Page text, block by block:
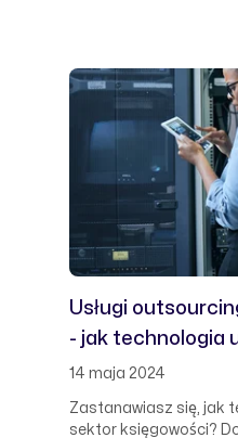
Usługi
- jak technologia
14 maja 2024
Zastanawiasz się, jak
sektor księgowości?